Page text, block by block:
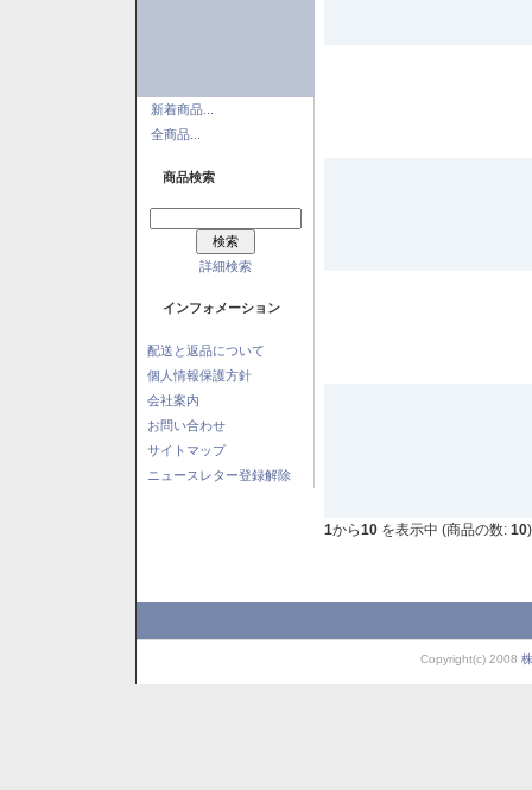
新着商品...
全商品...
商品検索
詳細検索
インフォメーション
配送と返品について
個人情報保護方針
会社案内
お問い合わせ
サイトマップ
ニュースレター登録解除
1から10 を表示中 (商品の数: 10)
Copyright(c) 2008